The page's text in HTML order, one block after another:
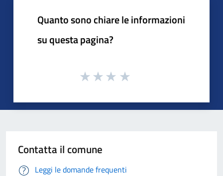
Quanto sono chiare le informazioni
su questa pagina?
Contatta il comune
Leggi le domande frequenti